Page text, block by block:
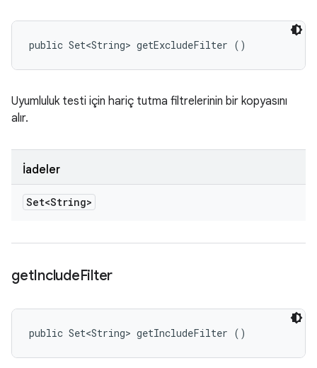
public Set<String> getExcludeFilter ()
Uyumluluk testi için hariç tutma filtrelerinin bir kopyasını
alır.
İadeler
Set<String>
getIncludeFilter
public Set<String> getIncludeFilter ()